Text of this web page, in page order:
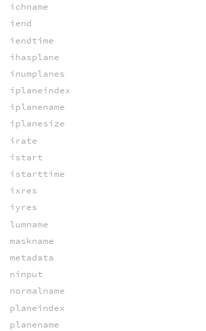
ichname
iend
iendtime
ihasplane
inumplanes
iplaneindex
iplanename
iplanesize
irate
istart
istarttime
ixres
iyres
lumname
maskname
metadata
ninput
normalname
planeindex
planename